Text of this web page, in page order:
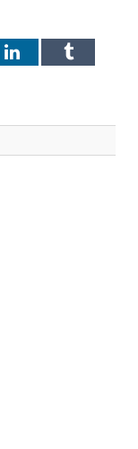
LinkedInTumblr